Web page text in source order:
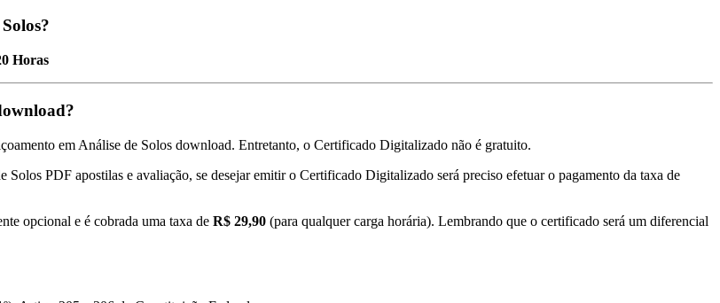
Horas
em Análise de Solos download. Entretanto, o Certificado Digitalizado não é gratuito.
PDF apostilas e avaliação, se desejar emitir o Certificado Digitalizado será preciso efetuar o pagamento da taxa de
opcional e é cobrada uma taxa de R$ 29,90 (para qualquer carga horária). Lembrando que o certificado será um diferencial